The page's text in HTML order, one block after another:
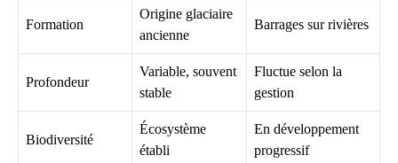
Formation
Origine glaciaire
ancienne
Barrages sur rivières
Profondeur
Variable, souvent
stable
Fluctue selon la
gestion
Biodiversité
Écosystème
établi
En développement
progressif